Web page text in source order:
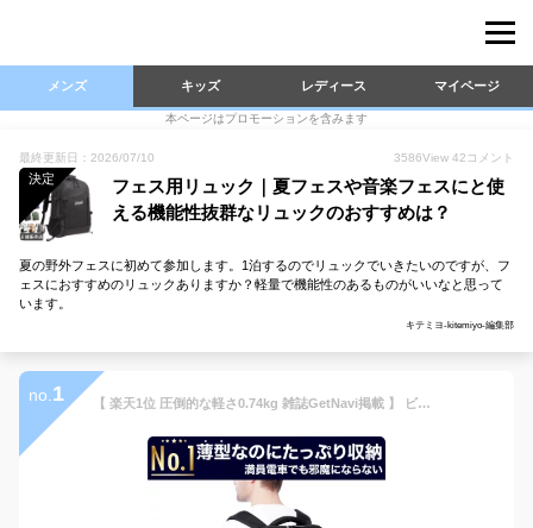
メンズ キッズ レディース マイページ
本ページはプロモーションを含みます
最終更新日：2026/07/10 3586View 42 コメント
決定
フェス用リュック｜夏フェスや音楽フェスにと使
える機能性抜群なリュックのおすすめは？
夏の野外フェスに初めて参加します。1泊するのでリュックでいきたいのですが、フ
ェスにおすすめのリュックありますか？軽量で機能性のあるものがいいなと思って
います。
キテミヨ-kitemiyo-編集部
no. 1 【 楽天1位 圧倒的な軽さ0.74kg 雑誌GetNavi掲載 】 ビジネスリュック メンズ 薄型 軽量 防水 3WAY 通勤 スーツ リュックサック バックパック ビジネス リュック カバン PC パソコン ビジネスバッグ 15.6インチ ブラック 黒 父の日 A4 20L crbelte ラッピング無料